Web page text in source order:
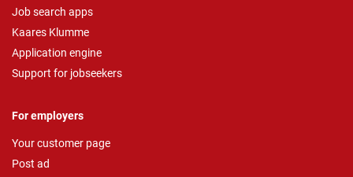
Job search apps
Kaares Klumme
Application engine
Support for jobseekers
For employers
Your customer page
Post ad